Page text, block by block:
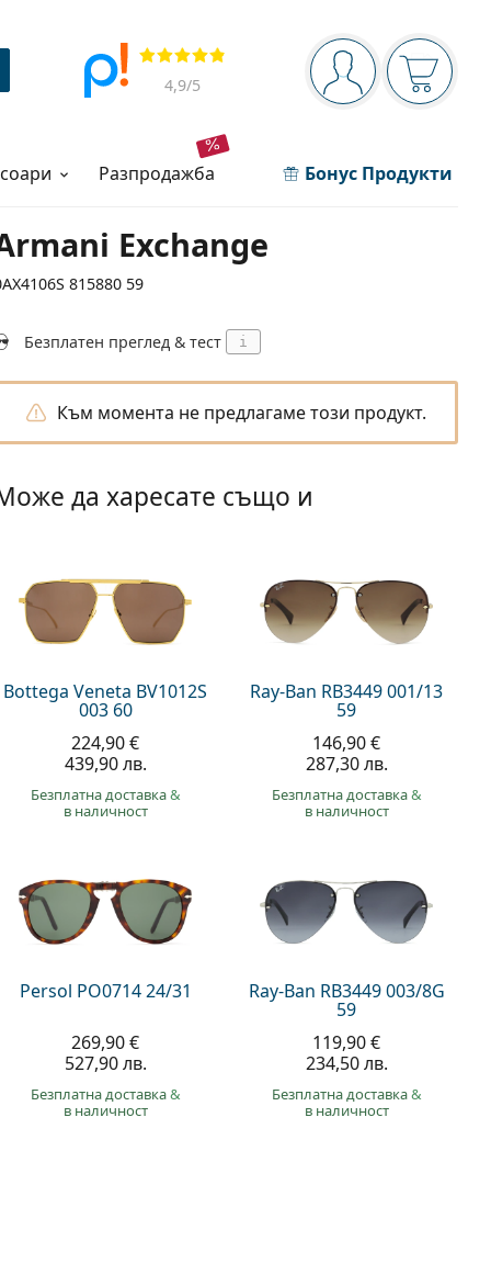
Navigation panel
Вие сте вписани
Прегледи
4,9/5
разпродажба Бонус Продукти
Exchange
815880 59
Безплатен преглед & тест i
Към момента не предлагаме този продукт.
да харесате също и
Bottega Veneta BV1012S
003 60
224,90 €
439,90 лв.
Безплатна доставка&
в наличност
Ray-Ban RB3449 001/13
59
146,90 €
287,30 лв.
Безплатна доставка&
в наличност
Persol PO0714 24/31
269,90 €
527,90 лв.
Безплатна доставка&
в наличност
Ray-Ban RB3449 003/8G
59
119,90 €
234,50 лв.
Безплатна доставка&
в наличност